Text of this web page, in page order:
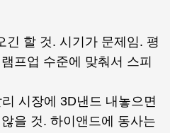
긴 할 것. 시기가 문제임. 평
프업 수준에 맞춰서 스피
시장에 3D낸드 내놓으면
을 것. 하이앤드에 동사는